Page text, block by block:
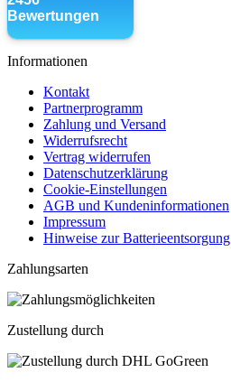
Informationen
Kontakt
Partnerprogramm
Zahlung und Versand
Widerrufsrecht
Vertrag widerrufen
Datenschutzerklärung
Cookie-Einstellungen
AGB und Kundeninformationen
Impressum
Hinweise zur Batterieentsorgung
Zahlungsarten
Zustellung durch